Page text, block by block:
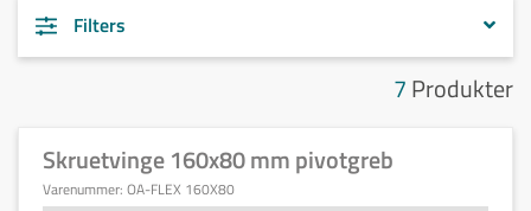
Filters
7Produkter
Skruetvinge 160x80 mm pivotgreb
Varenummer: OA-FLEX 160X80